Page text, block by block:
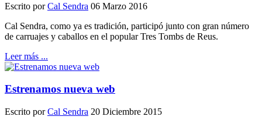
Escrito porCal Sendra 06 Marzo 2016
Cal Sendra, como ya es tradición, participó junto con gran número
de carruajes y caballos en el popular Tres Tombs de Reus.
Leer más ...
Estrenamos nueva web
Escrito porCal Sendra 20 Diciembre 2015